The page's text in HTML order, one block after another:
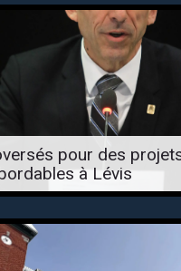
pour des
à Lévis